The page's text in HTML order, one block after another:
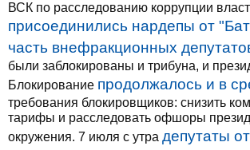
ВСК по расследованию коррупции
присоединились нардепы от
часть внефракционных
были заблокированы и трибуна, и
Блокирование продолжалось и в
требования блокировщиков: снизить
тарифы и расследовать офшоры
окружения. 7 июля с утра депутаты